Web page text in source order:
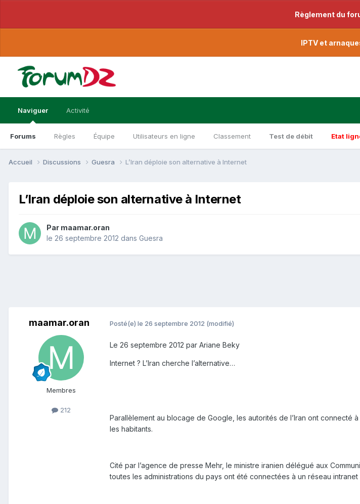
Règlement du
IPTV et
Naviguer
Forums Règles Équipe Utilisateurs en ligne Classement Test de débit Etat
Activité
Accueil Discussions Guesra L’Iran déploie son alternative à Internet
L’Iran déploie son alternative à Internet
Par maamar.oran
le 26 septembre 2012 dans Guesra
maamar.oran
Membres
212
Posté(e) le 26 septembre 2012 (modifié)
Le 26 septembre 2012 par Ariane Beky
Internet ? L’Iran cherche l’alternative…
Parallèlement au blocage de Google, les autorités de l’Iran ont connecté
les habitants.
Cité par l’agence de presse Mehr, le ministre iranien délégué aux
toutes les administrations du pays ont été connectées à un réseau intranet